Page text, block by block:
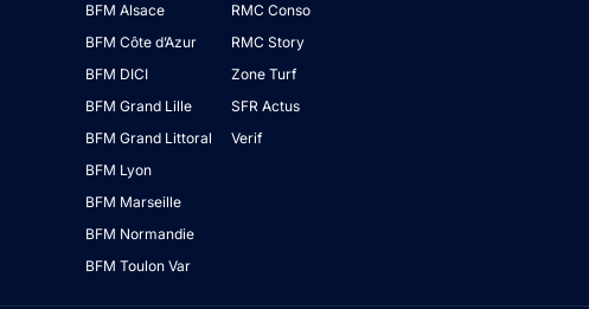
BFM Alsace
BFM Côte d’Azur
BFM DICI
BFM Grand Lille
BFM Grand Littoral
BFM Lyon
BFM Marseille
BFM Normandie
BFM Toulon Var
RMC Conso
RMC Story
Zone Turf
SFR Actus
Verif